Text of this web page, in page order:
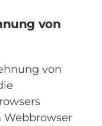
von
von
Webbrowser